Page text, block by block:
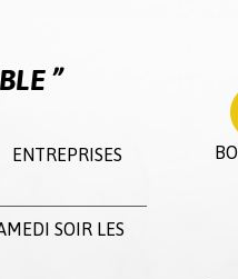
ENTREPRISES
SOIR LES